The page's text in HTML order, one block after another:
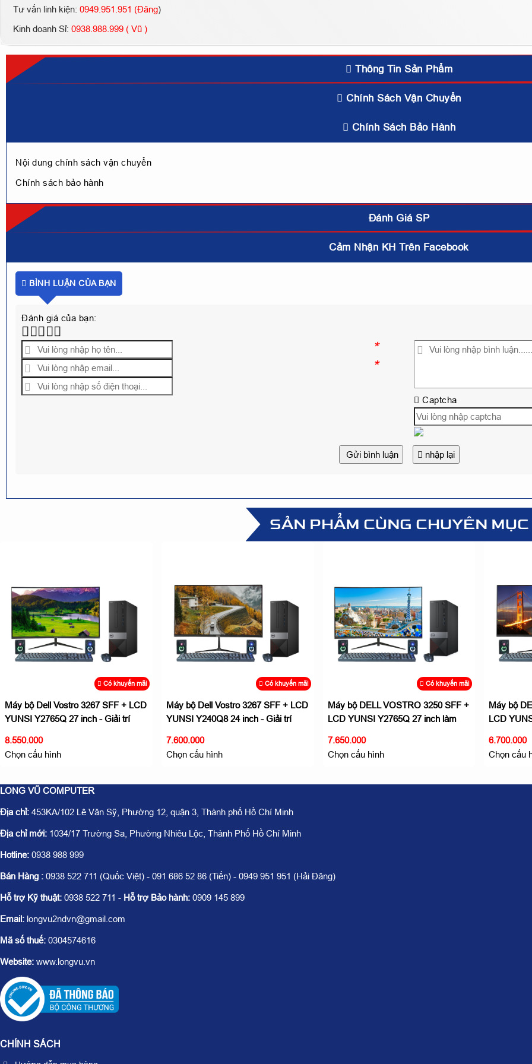
Tư vấn linh kiện: 0949.951.951 (Đăng)
Kinh doanh Sỉ: 0938.988.999 ( Vũ )
Thông Tin Sản Phẩm
Chính Sách Vận Chuyển
Chính Sách Bảo Hành
Nội dung chính sách vận chuyển
Chính sách bảo hành
Đánh Giá SP
Cảm Nhận KH Trên Facebook
BÌNH LUẬN CỦA BẠN
Đánh giá của bạn:
*
*
Captcha
Gửi bình luận nhập lại
SẢN PHẨM CÙNG CHUYÊN MỤC
Có khuyến mãi
Máy bộ Dell Vostro 3267 SFF + LCD
YUNSI Y2765Q 27 inch - Giải trí
8.550.000
Chọn cấu hình
Có khuyến mãi
Máy bộ Dell Vostro 3267 SFF + LCD
YUNSI Y240Q8 24 inch - Giải trí
7.600.000
Chọn cấu hình
Có khuyến mãi
Máy bộ DELL VOSTRO 3250 SFF +
LCD YUNSI Y2765Q 27 inch làm
7.650.000
Chọn cấu hình
Máy bộ
LCD
6.700.000
Chọn cấu
LONG VŨ COMPUTER
Địa chỉ: 453KA/102 Lê Văn Sỹ, Phường 12, quận 3, Thành phố Hồ Chí Minh
Địa chỉ mới: 1034/17 Trường Sa, Phường Nhiêu Lộc, Thành Phố Hồ Chí Minh
Hotline: 0938 988 999
Bán Hàng : 0938 522 711 (Quốc Việt) - 091 686 52 86 (Tiến) - 0949 951 951 (Hải Đăng)
Hỗ trợ Kỹ thuật: 0938 522 711 - Hỗ trợ Bảo hành: 0909 145 899
Email: longvu2ndvn@gmail.com
Mã số thuế: 0304574616
Website: www.longvu.vn
CHÍNH SÁCH